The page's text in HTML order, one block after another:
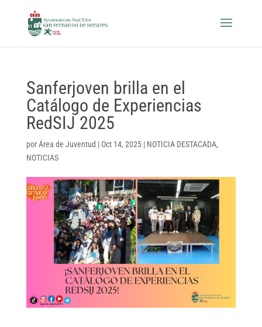
Sanferjoven brilla en el
Catálogo de Experiencias
RedSIJ 2025
porÁrea de Juventud | Oct 14, 2025| NOTICIA DESTACADA,
NOTICIAS